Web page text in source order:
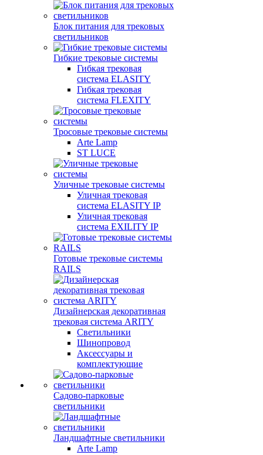
Блок питания для трековых
светильников
Гибкие трековые системы
Гибкая трековая
система ELASITY
Гибкая трековая
система FLEXITY
Тросовые трековые системы
Arte Lamp
ST LUCE
Уличные трековые системы
Уличная трековая
система ELASITY IP
Уличная трековая
система EXILITY IP
Готовые трековые системы
RAILS
Дизайнерская декоративная
трековая система ARITY
Светильники
Шинопровод
Аксессуары и
комплектующие
Садово-парковые
светильники
Ландшафтные светильники
Arte Lamp